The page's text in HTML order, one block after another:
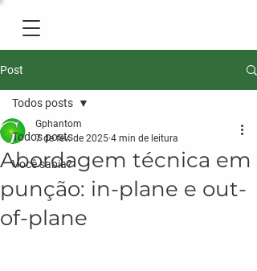
Post
Todos posts
Você sabia?
Todos posts
Abordagem técnica em
punção: in-plane e out-
of-plane
Gphantom
7 de fev. de 2025 4 min de leitura